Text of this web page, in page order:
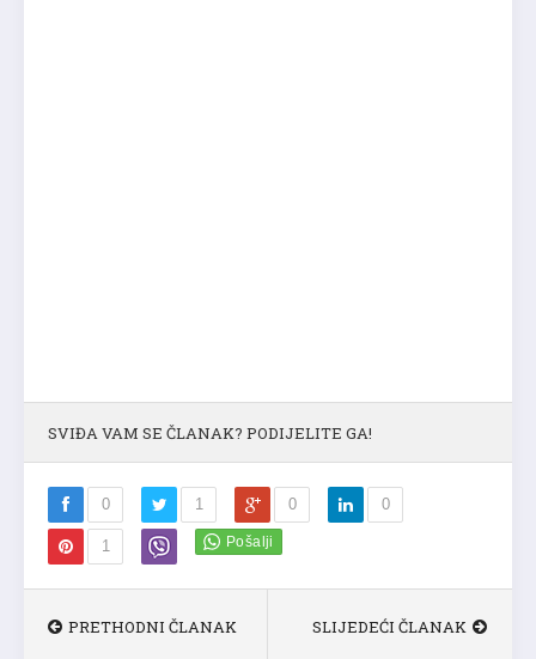
SVIĐA VAM SE ČLANAK? PODIJELITE GA!
0 1 0 0
1
PRETHODNI ČLANAK SLIJEDEĆI ČLANAK